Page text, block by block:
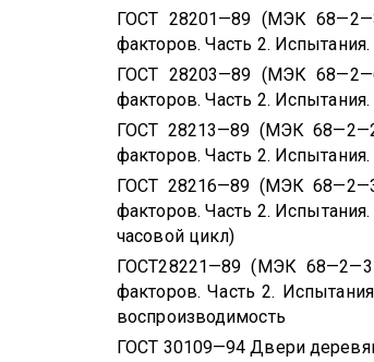
ГОСТ 28201—89 (МЭК
факторов. Часть 2.
ГОСТ 28203—89 (МЭК
факторов. Часть 2.
ГОСТ 28213—89 (МЭК
факторов. Часть 2.
ГОСТ 28216—89 (МЭК
факторов. Часть 2.
часовой цикл)
ГОСТ28221—89 (МЭК
факторов. Часть 2.
воспроизводимость
ГОСТ 30109—94 Двери